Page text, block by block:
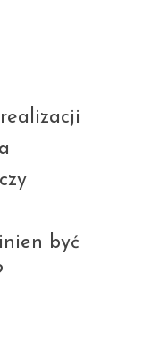
być